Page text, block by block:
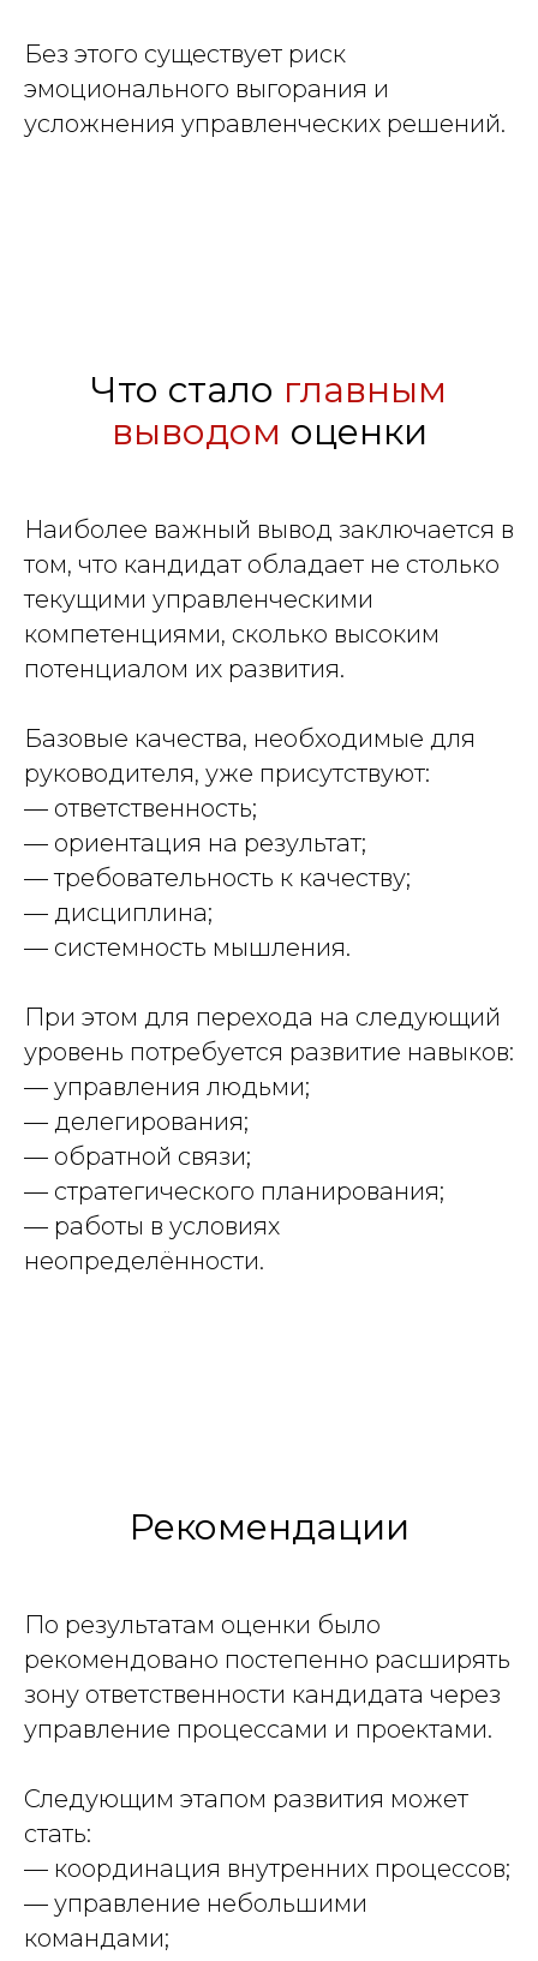
Без этого существует риск
эмоционального выгорания и
усложнения управленческих решений.
Что стало главным
выводом оценки
Наиболее важный вывод заключается в
том, что кандидат обладает не столько
текущими управленческими
компетенциями, сколько высоким
потенциалом их развития.
Базовые качества, необходимые для
руководителя, уже присутствуют:
— ответственность;
— ориентация на результат;
— требовательность к качеству;
— дисциплина;
— системность мышления.
При этом для перехода на следующий
уровень потребуется развитие навыков:
— управления людьми;
— делегирования;
— обратной связи;
— стратегического планирования;
— работы в условиях
неопределённости.
Рекомендации
По результатам оценки было
рекомендовано постепенно расширять
зону ответственности кандидата через
управление процессами и проектами.
Следующим этапом развития может
стать:
— координация внутренних процессов;
— управление небольшими
командами;